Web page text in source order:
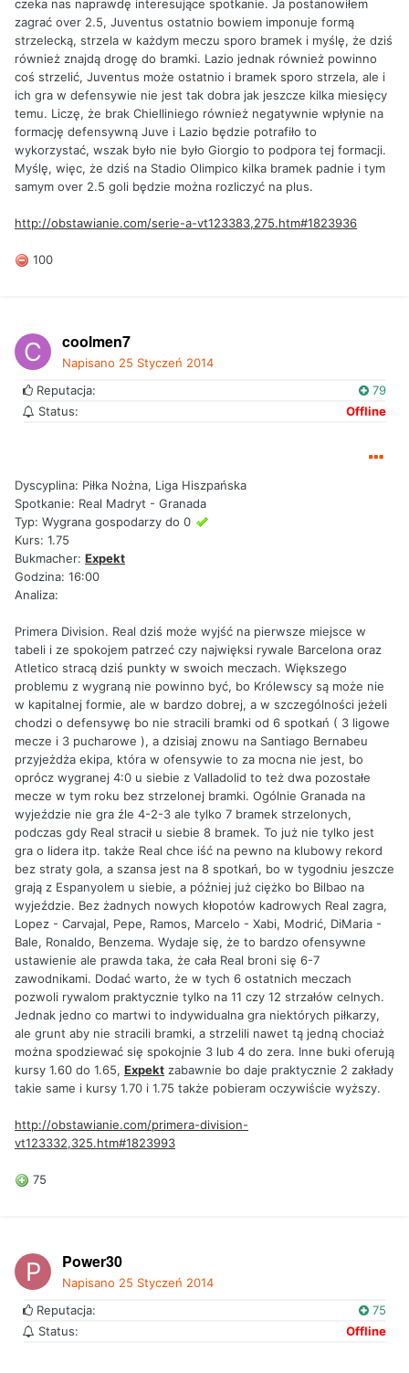
czeka nas naprawdę interesujące spotkanie. Ja postanowiłem
zagrać over 2.5, Juventus ostatnio bowiem imponuje formą
strzelecką, strzela w każdym meczu sporo bramek i myślę, że dziś
również znajdą drogę do bramki. Lazio jednak również powinno
coś strzelić, Juventus może ostatnio i bramek sporo strzela, ale i
ich gra w defensywie nie jest tak dobra jak jeszcze kilka miesięcy
temu. Liczę, że brak Chielliniego również negatywnie wpłynie na
formację defensywną Juve i Lazio będzie potrafiło to
wykorzystać, wszak było nie było Giorgio to podpora tej formacji.
Myślę, więc, że dziś na Stadio Olimpico kilka bramek padnie i tym
samym over 2.5 goli będzie można rozliczyć na plus.
http://obstawianie.com/serie-a-vt123383,275.htm#1823936
100
coolmen7
Napisano 25 Styczeń 2014
Reputacja:
79
Status:
Offline
Dyscyplina: Piłka Nożna, Liga Hiszpańska
Spotkanie: Real Madryt - Granada
Typ: Wygrana gospodarzy do 0
Kurs: 1.75
Bukmacher: Expekt
Godzina: 16:00
Analiza:
Primera Division. Real dziś może wyjść na pierwsze miejsce w
tabeli i ze spokojem patrzeć czy najwięksi rywale Barcelona oraz
Atletico stracą dziś punkty w swoich meczach. Większego
problemu z wygraną nie powinno być, bo Królewscy są może nie
w kapitalnej formie, ale w bardzo dobrej, a w szczególności jeżeli
chodzi o defensywę bo nie stracili bramki od 6 spotkań ( 3 ligowe
mecze i 3 pucharowe ), a dzisiaj znowu na Santiago Bernabeu
przyjeżdża ekipa, która w ofensywie to za mocna nie jest, bo
oprócz wygranej 4:0 u siebie z Valladolid to też dwa pozostałe
mecze w tym roku bez strzelonej bramki. Ogólnie Granada na
wyjeździe nie gra źle 4-2-3 ale tylko 7 bramek strzelonych,
podczas gdy Real stracił u siebie 8 bramek. To już nie tylko jest
gra o lidera itp. także Real chce iść na pewno na klubowy rekord
bez straty gola, a szansa jest na 8 spotkań, bo w tygodniu jeszcze
grają z Espanyolem u siebie, a później już ciężko bo Bilbao na
wyjeździe. Bez żadnych nowych kłopotów kadrowych Real zagra,
Lopez - Carvajal, Pepe, Ramos, Marcelo - Xabi, Modrić, DiMaria -
Bale, Ronaldo, Benzema. Wydaje się, że to bardzo ofensywne
ustawienie ale prawda taka, że cała Real broni się 6-7
zawodnikami. Dodać warto, że w tych 6 ostatnich meczach
pozwoli rywalom praktycznie tylko na 11 czy 12 strzałów celnych.
Jednak jedno co martwi to indywidualna gra niektórych piłkarzy,
ale grunt aby nie stracili bramki, a strzelili nawet tą jedną chociaż
można spodziewać się spokojnie 3 lub 4 do zera. Inne buki oferują
kursy 1.60 do 1.65, Expekt zabawnie bo daje praktycznie 2 zakłady
takie same i kursy 1.70 i 1.75 także pobieram oczywiście wyższy.
http://obstawianie.com/primera-division-
vt123332,325.htm#1823993
75
Power30
Napisano 25 Styczeń 2014
Reputacja:
75
Status:
Offline